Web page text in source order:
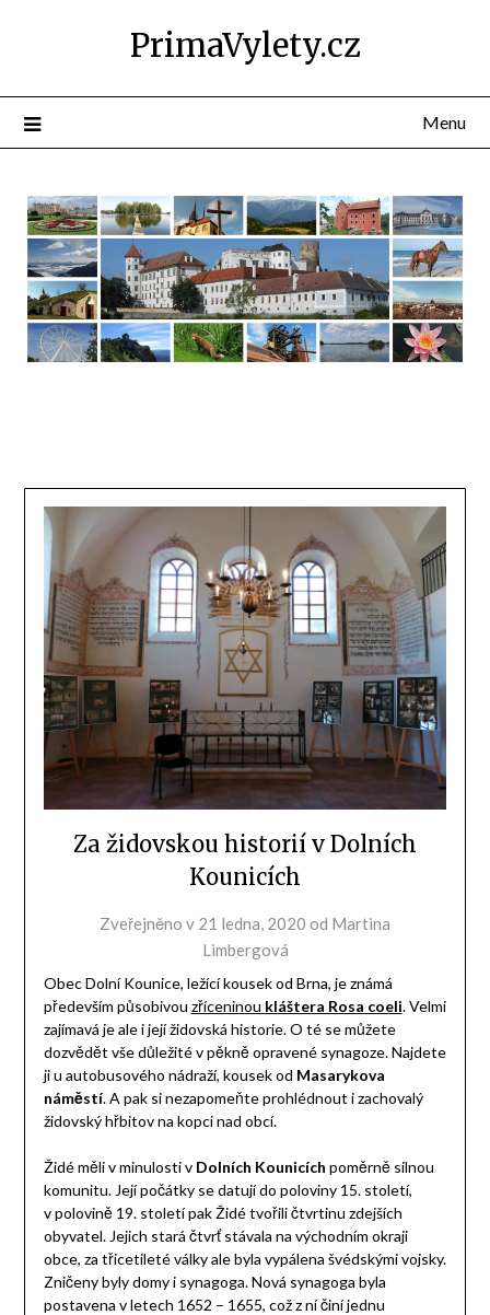
PrimaVylety.cz
Menu
Za židovskou historií v Dolních
Kounicích
Zveřejněno v 21 ledna, 2020 od Martina
Limbergová
Obec Dolní Kounice, ležící kousek od Brna, je známá
především působivou zříceninou kláštera Rosa coeli. Velmi
zajímavá je ale i její židovská historie. O té se můžete
dozvědět vše důležité v pěkně opravené synagoze. Najdete
ji u autobusového nádraží, kousek od Masarykova
náměstí. A pak si nezapomeňte prohlédnout i zachovalý
židovský hřbitov na kopci nad obcí.
Židé měli v minulosti v Dolních Kounicích poměrně silnou
komunitu. Její počátky se datují do poloviny 15. století,
v polovině 19. století pak Židé tvořili čtvrtinu zdejších
obyvatel. Jejich stará čtvrť stávala na východním okraji
obce, za třicetileté války ale byla vypálena švédskými vojsky.
Zničeny byly domy i synagoga. Nová synagoga byla
postavena v letech 1652 – 1655, což z ní činí jednu